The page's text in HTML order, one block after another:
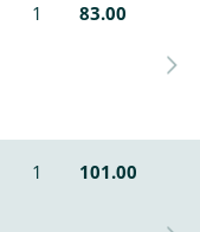
1 83.00
1 101.00